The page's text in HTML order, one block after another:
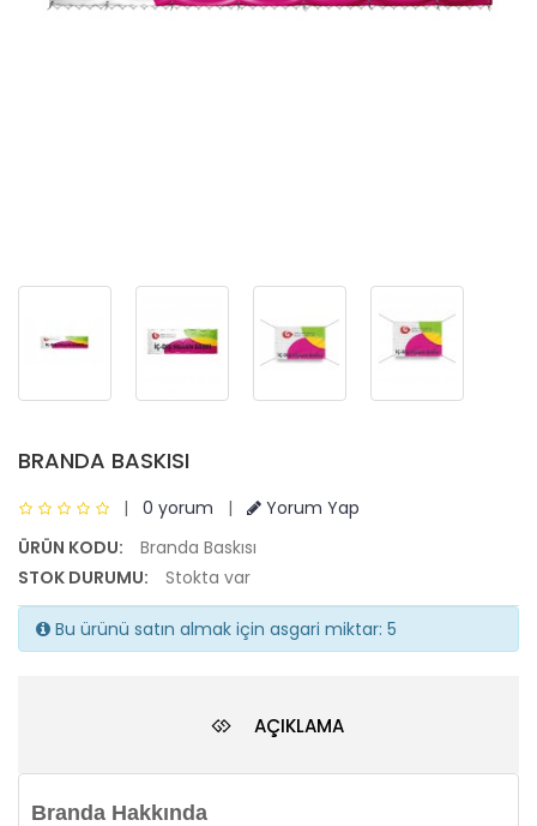
BRANDA BASKISI
| 0 yorum |
Yorum Yap
ÜRÜN KODU:
Branda Baskısı
STOK DURUMU:
Stokta var
Bu ürünü satın almak için asgari miktar: 5
AÇIKLAMA
Branda Hakkında